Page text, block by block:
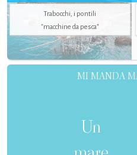
Trabocchi, i pontili
"macchine da pesca"
MI MANDA
Un